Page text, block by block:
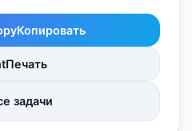
Копировать
Печать
задачи